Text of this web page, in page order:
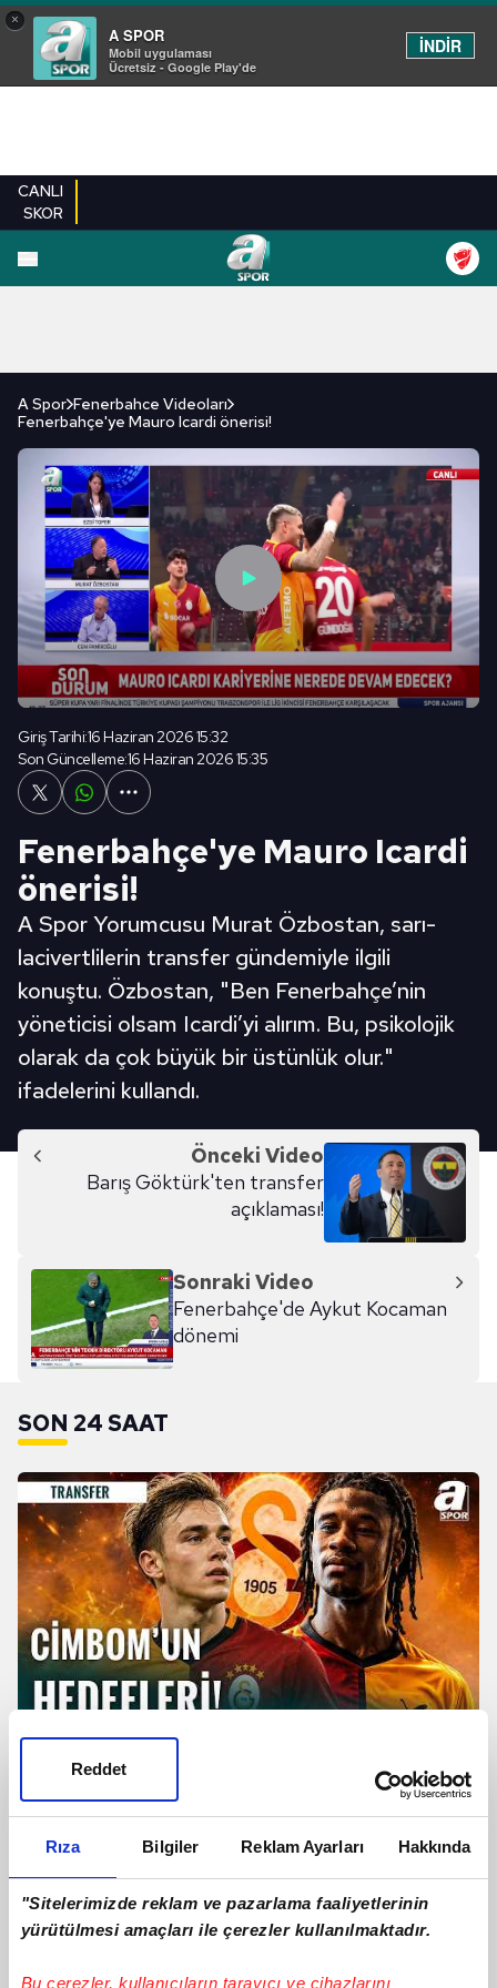
Rıza Bilgiler Reklam Ayarları Hakkında
"Sitelerimizde reklam ve pazarlama faaliyetlerinin
yürütülmesi amaçları ile çerezler kullanılmaktadır.
Bu çerezler, kullanıcıların tarayıcı ve cihazlarını
Reddet
×
A SPOR
Mobil uygulaması
Ücretsiz - Google Play'de
İNDİR
CANLI
SKOR
FUTBOL
A Spor Fenerbahce Videoları
Fenerbahçe'ye Mauro Icardi önerisi!
Giriş Tarihi:16 Haziran 2026 15:32
Son Güncelleme:16 Haziran 2026 15:35
Fenerbahçe'ye Mauro Icardi
önerisi!
A Spor Yorumcusu Murat Özbostan, sarı-
lacivertlilerin transfer gündemiyle ilgili
konuştu. Özbostan, "Ben Fenerbahçe’nin
yöneticisi olsam Icardi’yi alırım. Bu, psikolojik
olarak da çok büyük bir üstünlük olur."
ifadelerini kullandı.
Önceki Video
Barış Göktürk'ten transfer
açıklaması!
Sonraki Video
Fenerbahçe'de Aykut Kocaman
dönemi
SON 24 SAAT
TRANSFER | Galatasaray'dan
Camavinga Ve Sergey Batrakov
Hamlesi!